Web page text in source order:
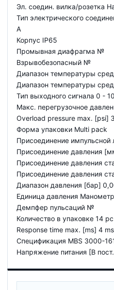
Эл. соедин. вилка/розетка
Тип электрического
A
Корпус IP65
Промывная диафрагма №
Взрывобезопасный №
Диапазон температуры
Диапазон температуры
Тип выходного сигнала 0 -
Макс. перегрузочное
Overload pressure max. [psi]
Форма упаковки Multi pack
Присоединение импульсной
Присоединение давления
Присоединение давления
Присоединение давления
Диапазон давления [бар]
Единица давления
Демпфер пульсаций №
Количество в упаковке 14 pc
Response time max. [ms] 4 ms
Спецификация MBS 3000-
Напряжение питания [В